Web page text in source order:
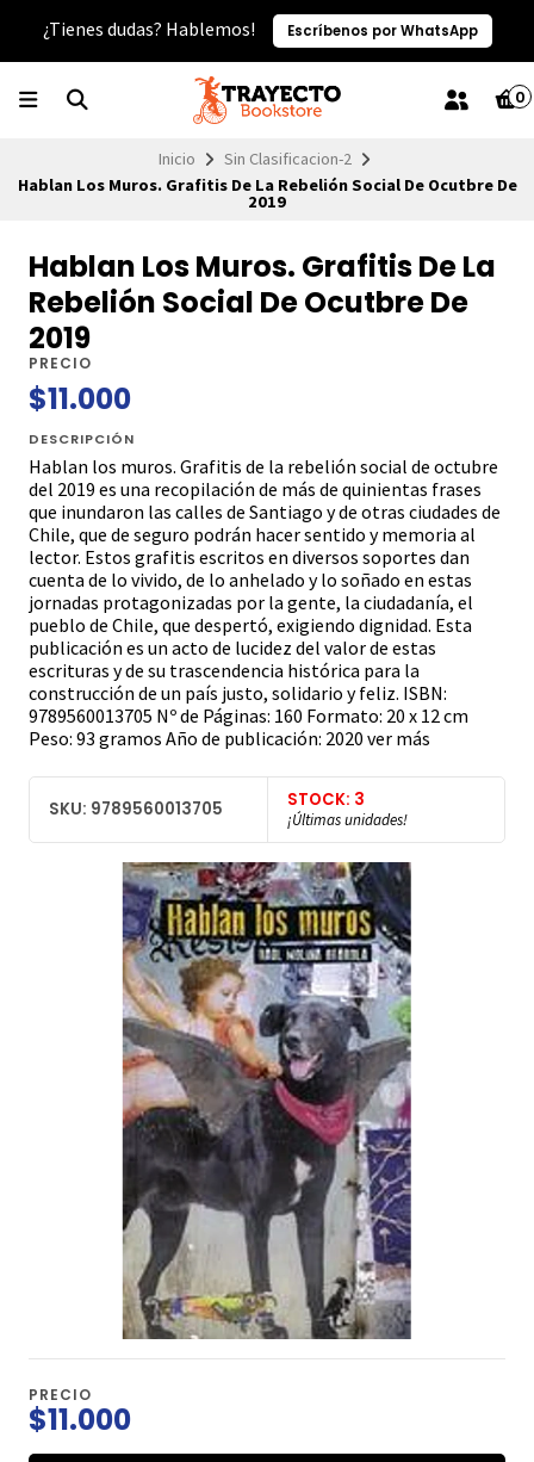
¿Tienes dudas? Hablemos! Escríbenos por WhatsApp
0
Inicio
Sin Clasificacion-2
Hablan Los Muros. Grafitis De La Rebelión Social De Ocutbre De
2019
Hablan Los Muros. Grafitis De La
Rebelión Social De Ocutbre De
2019
PRECIO
$11.000
DESCRIPCIÓN
Hablan los muros. Grafitis de la rebelión social de octubre
del 2019 es una recopilación de más de quinientas frases
que inundaron las calles de Santiago y de otras ciudades de
Chile, que de seguro podrán hacer sentido y memoria al
lector. Estos grafitis escritos en diversos soportes dan
cuenta de lo vivido, de lo anhelado y lo soñado en estas
jornadas protagonizadas por la gente, la ciudadanía, el
pueblo de Chile, que despertó, exigiendo dignidad. Esta
publicación es un acto de lucidez del valor de estas
escrituras y de su trascendencia histórica para la
construcción de un país justo, solidario y feliz. ISBN:
9789560013705 Nº de Páginas: 160 Formato: 20 x 12 cm
Peso: 93 gramos Año de publicación: 2020 ver más
SKU: 9789560013705 STOCK: 3
¡Últimas unidades!
PRECIO
$11.000